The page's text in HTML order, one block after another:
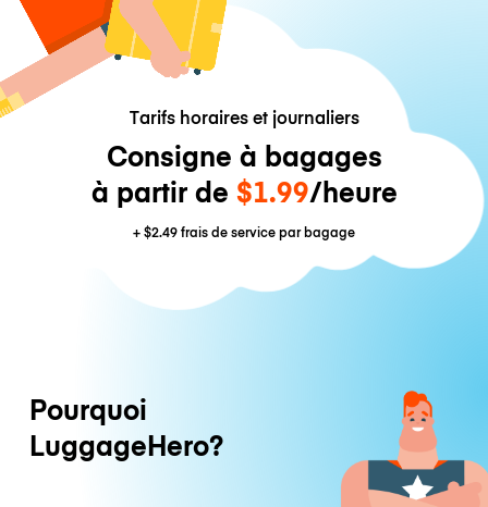
Tarifs horaires et journaliers
Consigne à bagages
à partir de $1.99/heure
+$2.49frais de service par bagage
Pourquoi
LuggageHero?